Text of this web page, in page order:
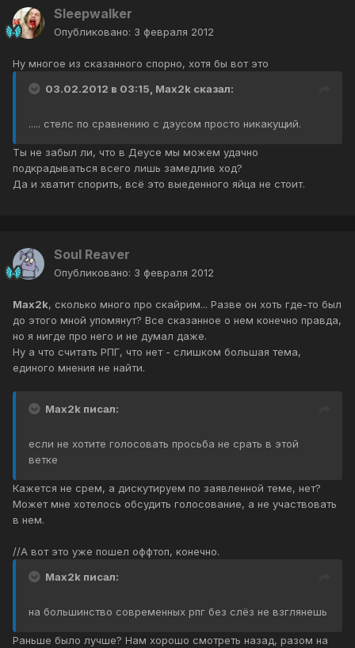
Sleepwalker
Опубликовано: 3 февраля 2012
Ну многое из сказанного спорно, хотя бы вот это
03.02.2012 в 03:15, Max2k сказал:
..... стелс по сравнению с дэусом просто никакущий.
Ты не забыл ли, что в Деусе мы можем удачно
подкрадываться всего лишь замедлив ход?
Да и хватит спорить, всё это выеденного яйца не стоит.
Soul Reaver
Опубликовано: 3 февраля 2012
Max2k, сколько много про скайрим... Разве он хоть где-то был
до этого мной упомянут? Все сказанное о нем конечно правда,
но я нигде про него и не думал даже.
Ну а что считать РПГ, что нет - слишком большая тема,
единого мнения не найти.
Max2k писал:
если не хотите голосовать просьба не срать в этой
ветке
Кажется не срем, а дискутируем по заявленной теме, нет?
Может мне хотелось обсудить голосование, а не участвовать
в нем.
//А вот это уже пошел оффтоп, конечно.
Max2k писал:
на большинство современных рпг без слёз не взглянешь
Раньше было лучше? Нам хорошо смотреть назад, разом на